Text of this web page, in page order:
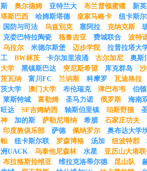
斯
奥尔德姆 亚特兰大 布兰普顿蜜獾
新
塔斯巴西
哈姆斯塔德 皇家马略卡
纽卡斯
国防与司法
乌兹別克 塞阿拉 克纳克斯
克娄巴特拉陶瓷
格鲁吉亚 费城联合
波特
乌拉尔
米德尔斯堡 迈步学院
拉普拉塔大
工
BW林茨 卡尔加里浪涌 古尔加尼
奥斯
大学
黑镇斯巴达 突尼斯希望 库克群岛
茨瓦纳
富川FC 兰讷斯 科摩罗
瓦迪格拉
茨大学
澳门大学 布伦瑞克 津巴布韦
伯顿
莱斯特城
富勒姆 圣马力诺 俄罗斯
海南
旺达
SF吉姆納西 轴斯伯里镇 珀斯野猫
神
加的斯 萨勒尼塔纳 希腊 石家庄功夫
印度教俱乐部
萨德 佩纳罗尔
奥布达大学
帕
纽卡斯尔联 罗森博格 汤加 纽波特郡
洲UACK
乌泰他尼森林 水星
亚历山大港
布拉格斯拉维亚
维拉克洛蒂尔德 昆山队